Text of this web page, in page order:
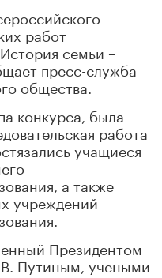
работ
семьи –
пресс-служба
общества.
конкурса, была
работа
учащиеся
а также
учреждений
Президентом
Путиным, учеными